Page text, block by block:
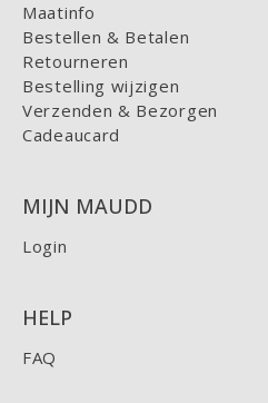
Maatinfo
Bestellen & Betalen
Retourneren
Bestelling wijzigen
Verzenden & Bezorgen
Cadeaucard
MIJN MAUDD
Login
HELP
FAQ